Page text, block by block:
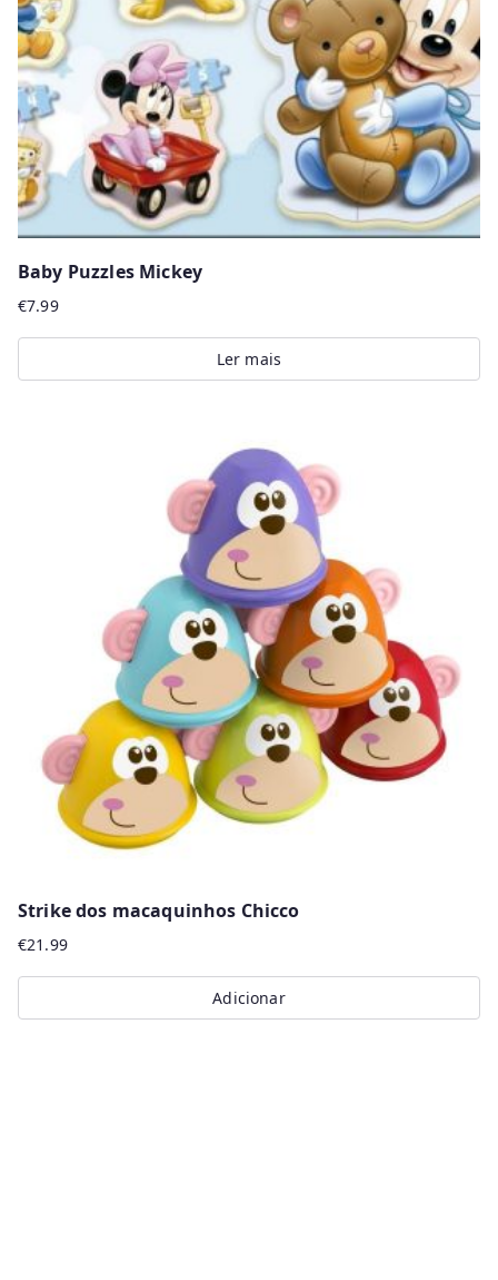
be
chosen
on
the
product
page
Baby Puzzles Mickey
€7.99
Ler mais
Strike dos macaquinhos Chicco
€21.99
Adicionar